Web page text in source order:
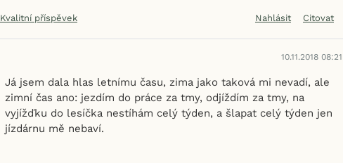
Kvalitní příspěvek Nahlásit Citovat
10.11.2018 08:21
Já jsem dala hlas letnímu času, zima jako taková mi nevadí, ale
zimní čas ano: jezdím do práce za tmy, odjíždím za tmy, na
vyjížďku do lesíčka nestíhám celý týden, a šlapat celý týden jen
jízdárnu mě nebaví.